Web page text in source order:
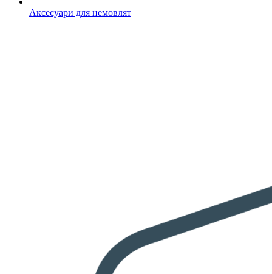
Аксесуари для немовлят